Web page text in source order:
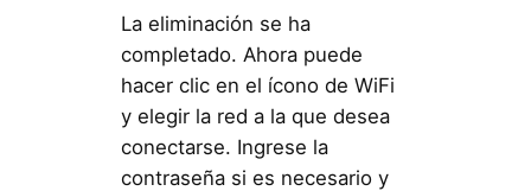
La eliminación se ha
completado. Ahora puede
hacer clic en el ícono de WiFi
y elegir la red a la que desea
conectarse. Ingrese la
contraseña si es necesario y